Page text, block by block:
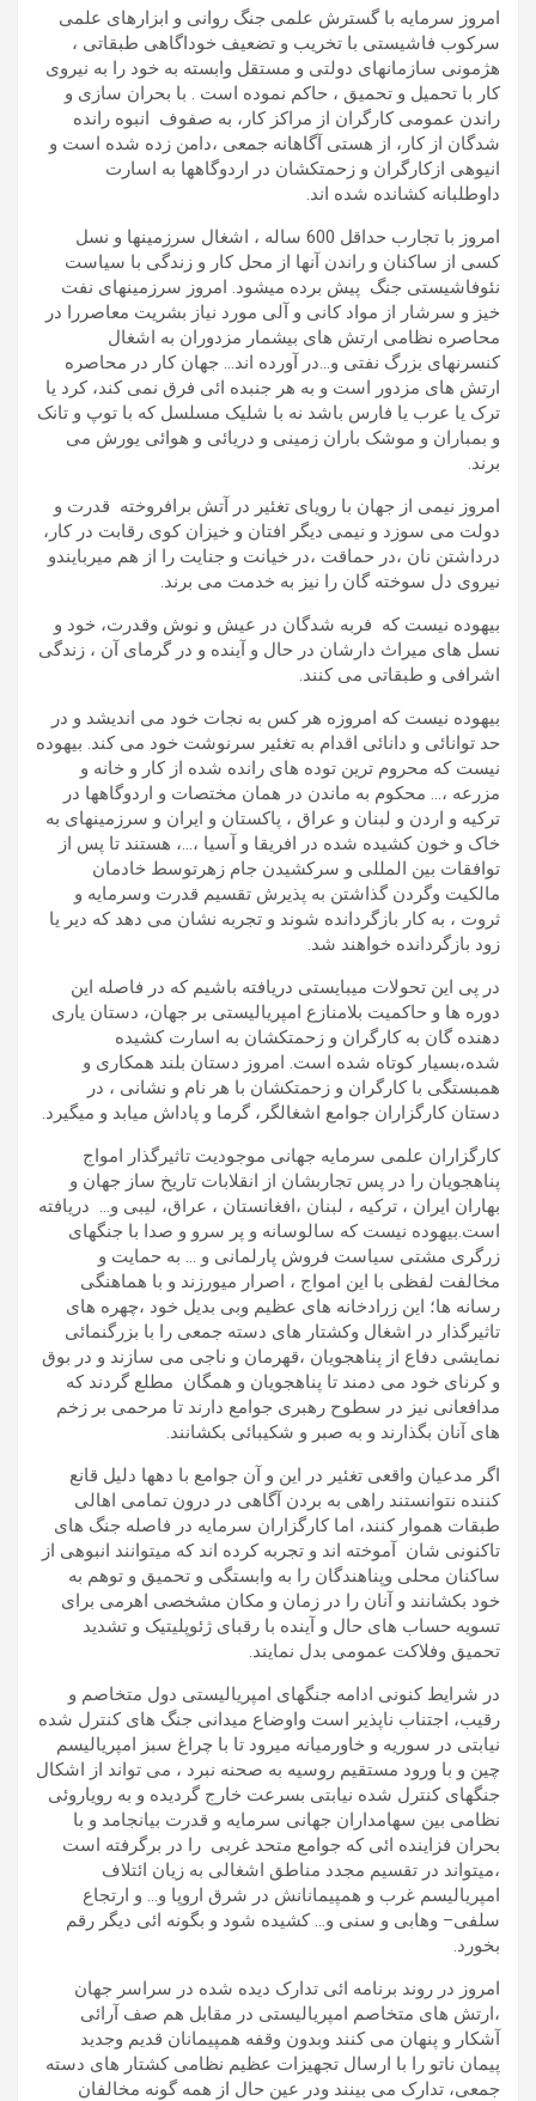
امروز سرمایه با گسترش علمی جنگ روانی و ابزارهای علمی
سرکوب فاشیستی با تخریب و تضعیف خوداگاهی طبقاتی ،
هژمونی سازمانهای دولتی و مستقل وابسته به خود را به نیروی
کار با تحمیل و تحمیق ، حاکم نموده است . با بحران سازی و
راندن عمومی کارگران از مراکز کار، به صفوف انبوه رانده
شدگان از کار، از هستی آگاهانه جمعی ،دامن زده شده است و
انیوهی ازکارگران و زحمتکشان در اردوگاهها به اسارت
داوطلبانه کشانده شده اند.
امروز با تجارب حداقل 600 ساله ، اشغال سرزمینها و نسل
کسی از ساکنان و راندن آنها از محل کار و زندگی با سیاست
نئوفاشیستی جنگ پیش برده میشود. امروز سرزمینهای نفت
خیز و سرشار از مواد کانی و آلی مورد نیاز بشریت معاصررا در
محاصره نظامی ارتش های بیشمار مزدوران به اشغال
کنسرنهای بزرگ نفتی و…در آورده اند… جهان کار در محاصره
ارتش های مزدور است و به هر جنبده ائی فرق نمی کند، کرد یا
ترک یا عرب یا فارس باشد نه با شلیک مسلسل که با توپ و تانک
و بمباران و موشک باران زمینی و دریائی و هوائی یورش می
برند.
امروز نیمی از جهان با رویای تغئیر در آتش برافروخته قدرت و
دولت می سوزد و نیمی دیگر افتان و خیزان کوی رقابت در کار،
درداشتن نان ،در حماقت ،در خیانت و جنایت را از هم میربایندو
نیروی دل سوخته گان را نیز به خدمت می برند.
بیهوده نیست که فربه شدگان در عیش و نوش وقدرت، خود و
نسل های میراث دارشان در حال و آینده و در گرمای آن ، زندگی
اشرافی و طبقاتی می کنند.
بیهوده نیست که امروزه هر کس به نجات خود می اندیشد و در
حد توانائی و دانائی اقدام به تغئیر سرنوشت خود می کند. بیهوده
نیست که محروم ترین توده های رانده شده از کار و خانه و
مزرعه ،… محکوم به ماندن در همان مختصات و اردوگاهها در
ترکیه و اردن و لبنان و عراق ، پاکستان و ایران و سرزمینهای به
خاک و خون کشیده شده در افریقا و آسیا ،…، هستند تا پس از
توافقات بین المللی و سرکشیدن جام زهرتوسط خادمان
مالکیت وگردن گذاشتن به پذیرش تقسیم قدرت وسرمایه و
ثروت ، به کار بازگردانده شوند و تجربه نشان می دهد که دیر یا
زود بازگردانده خواهند شد.
در پی این تحولات میبایستی دریافته باشیم که در فاصله این
دوره ها و حاکمیت بلامنازع امپریالیستی بر جهان، دستان یاری
دهنده گان به کارگران و زحمتکشان به اسارت کشیده
شده،بسیار کوتاه شده است. امروز دستان بلند همکاری و
همبستگی با کارگران و زحمتکشان با هر نام و نشانی ، در
دستان کارگزاران جوامع اشغالگر، گرما و پاداش میابد و میگیرد.
کارگزاران علمی سرمایه جهانی موجودیت تاثیرگذار امواج
پناهجویان را در پس تجاربشان از انقلابات تاریخ ساز جهان و
بهاران ایران ، ترکیه ، لبنان ،افغانستان ، عراق، لیبی و… دریافته
است.بیهوده نیست که سالوسانه و پر سرو و صدا با جنگهای
زرگری مشتی سیاست فروش پارلمانی و … به حمایت و
مخالفت لفظی با این امواج ، اصرار میورزند و با هماهنگی
رسانه ها؛ این زرادخانه های عظیم وبی بدیل خود ،چهره های
تاثیرگذار در اشغال وکشتار های دسته جمعی را با بزرگنمائی
نمایشی دفاع از پناهجویان ،قهرمان و ناجی می سازند و در بوق
و کرنای خود می دمند تا پناهجویان و همگان مطلع گردند که
مدافعانی نیز در سطوح رهبری جوامع دارند تا مرحمی بر زخم
های آنان بگذارند و به صبر و شکیبائی بکشانند.
اگر مدعیان واقعی تغئیر در این و آن جوامع با دهها دلیل قانع
کننده نتوانستند راهی به بردن آگاهی در درون تمامی اهالی
طبقات هموار کنند، اما کارگزاران سرمایه در فاصله جنگ های
تاکنونی شان آموخته اند و تجربه کرده اند که میتوانند انبوهی از
ساکنان محلی وپناهندگان را به وابستگی و تحمیق و توهم به
خود بکشانند و آنان را در زمان و مکان مشخصی اهرمی برای
تسویه حساب های حال و آینده با رقبای ژئوپلیتیک و تشدید
تحمیق وفلاکت عمومی بدل نمایند.
در شرایط کنونی ادامه جنگهای امپریالیستی دول متخاصم و
رقیب، اجتناب ناپذیر است واوضاع میدانی جنگ های کنترل شده
نیابتی در سوریه و خاورمیانه میرود تا با چراغ سبز امپریالیسم
چین و با ورود مستقیم روسیه به صحنه نبرد ، می تواند از اشکال
جنگهای کنترل شده نیابتی بسرعت خارج گردیده و به رویاروئی
نظامی بین سهامداران جهانی سرمایه و قدرت بیانجامد و با
بحران فزاینده ائی که جوامع متحد غربی را در برگرفته است
،میتواند در تقسیم مجدد مناطق اشغالی به زیان ائتلاف
امپریالیسم غرب و همپیمانانش در شرق اروپا و… و ارتجاع
سلفی– وهابی و سنی و… کشیده شود و بگونه ائی دیگر رقم
بخورد.
امروز در روند برنامه ائی تدارک دیده شده در سراسر جهان
،ارتش های متخاصم امپریالیستی در مقابل هم صف آرائی
آشکار و پنهان می کنند وبدون وقفه همپیمانان قدیم وجدید
پیمان ناتو را با ارسال تجهیزات عظیم نظامی کشتار های دسته
جمعی، تدارک می بینند ودر عین حال از همه گونه مخالفان